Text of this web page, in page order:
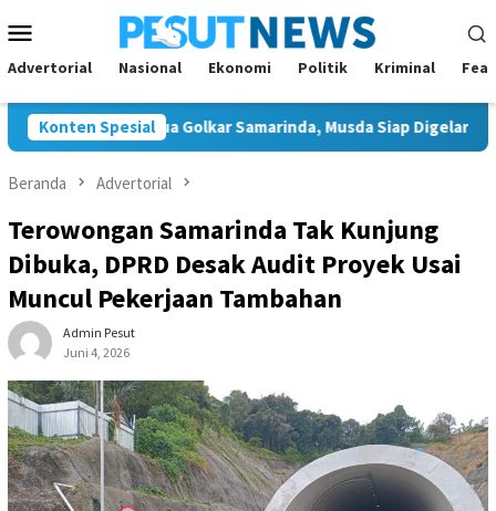
ke
kontenMobile
Advertorial Nasional Ekonomi Politik Kriminal
Konten Spesial
Ketua Golkar Samarinda, Musda Siap Digelar 8 Agustus
Beranda Advertorial
Terowongan Samarinda Tak Kunjung
Dibuka, DPRD Desak Audit Proyek Usai
Muncul Pekerjaan Tambahan
Admin Pesut
Juni 4, 2026